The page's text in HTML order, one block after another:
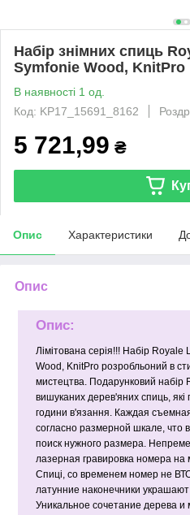
Набір знімних спиць
Symfonie Wood, KnitPro
В наявності 1 од.
Код: KP17_15691_8162
5 721,99 ₴
Опис Характеристики
Опис
Опис:
Лімітована серія!!! Набір
Wood, KnitPro розробльоний в
мистецтва. Подарунковий набір
вишуканих дерев'яних спиць, які
години в'язання. Каждая
согласно размерной шкале, что
поиск нужного размера.
лазерная гравировка номера на
Спиці, со временем номер не
латунние наконечники
Уникальное сочетание дерева